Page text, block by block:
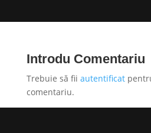
Introdu Comentariu
Trebuie să fii autentificat
comentariu.